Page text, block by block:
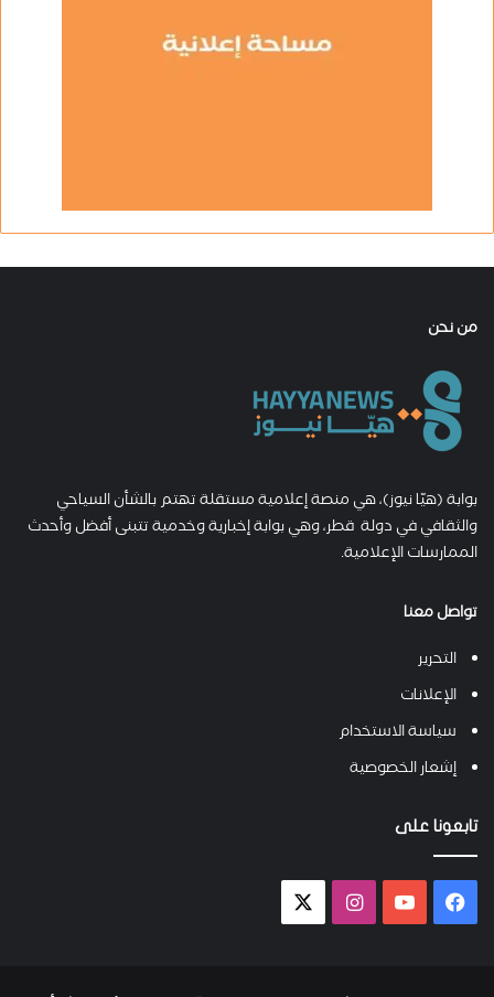
من نحن
بوابة (هيّا نيوز)، هي منصة إعلامية مستقلة تهتم بالشأن السياحي
والثقافي في دولة قطر، وهي بوابة إخبارية وخدمية تتبنى أفضل وأحدث
الممارسات الإعلامية.
تواصل معنا
التحرير
الإعلانات
سياسة الاستخدام
إشعار الخصوصية
تابعونا على
فيسبوك يوتيوب انستقرام